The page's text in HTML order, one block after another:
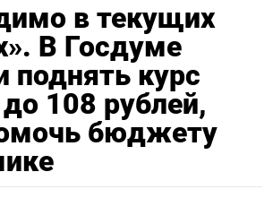
в текущих
В Госдуме
поднять курс
108 рублей,
бюджету